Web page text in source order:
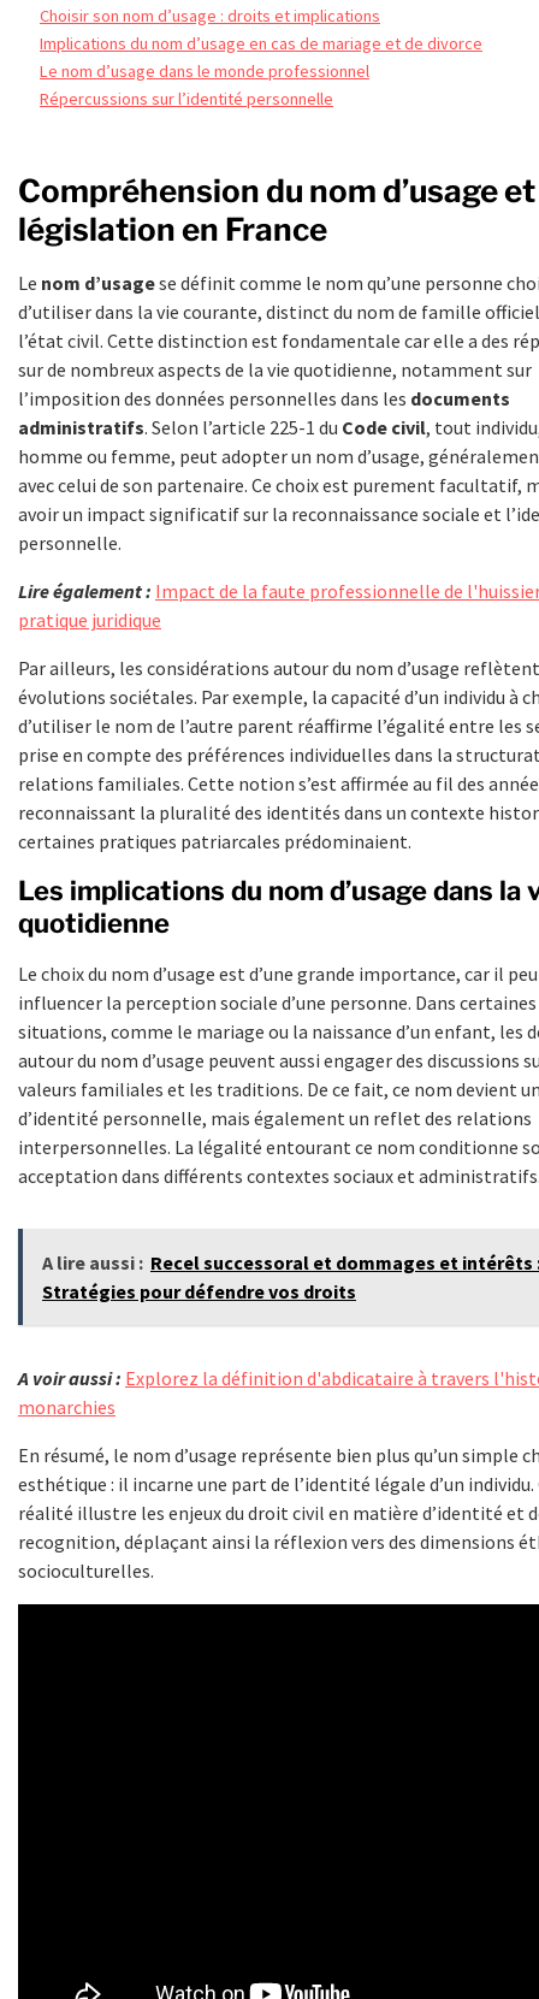
Choisir son nom d’usage : droits et implications
Implications du nom d’usage en cas de mariage et de divorce
Le nom d’usage dans le monde professionnel
Répercussions sur l’identité personnelle
Compréhension du nom d’usage
législation en France
Le nom d’usagese définit comme le nom qu’une personne
d’utiliser dans la vie courante, distinct du nom de famille
l’état civil. Cette distinction est fondamentale car elle a des
sur de nombreux aspects de la vie quotidienne, notamment sur
l’imposition des données personnelles dans les documents
administratifs. Selon l’article 225-1 du Code civil, tout
homme ou femme, peut adopter un nom d’usage,
avec celui de son partenaire. Ce choix est purement facultatif,
avoir un impact significatif sur la reconnaissance sociale et
personnelle.
Lire également : Impact de la faute professionnelle de
pratique juridique
Par ailleurs, les considérations autour du nom d’usage
évolutions sociétales. Par exemple, la capacité d’un individu à
d’utiliser le nom de l’autre parent réaffirme l’égalité entre les
prise en compte des préférences individuelles dans la
relations familiales. Cette notion s’est affirmée au fil des
reconnaissant la pluralité des identités dans un contexte
certaines pratiques patriarcales prédominaient.
Les implications du nom d’usage dans la
quotidienne
Le choix du nom d’usage est d’une grande importance, car il
influencer la perception sociale d’une personne. Dans certaines
situations, comme le mariage ou la naissance d’un enfant, les
autour du nom d’usage peuvent aussi engager des discussions
valeurs familiales et les traditions. De ce fait, ce nom devient
d’identité personnelle, mais également un reflet des relations
interpersonnelles. La légalité entourant ce nom conditionne
acceptation dans différents contextes sociaux et
A lire aussi : Recel successoral et dommages et intérêts
Stratégies pour défendre vos droits
A voir aussi : Explorez la définition d'abdicataire à travers
monarchies
En résumé, le nom d’usage représente bien plus qu’un simple
esthétique : il incarne une part de l’identité légale d’un
réalité illustre les enjeux du droit civil en matière d’identité et
recognition, déplaçant ainsi la réflexion vers des dimensions
socioculturelles.